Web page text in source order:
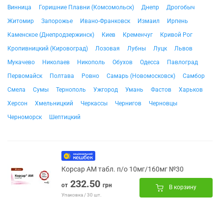
Винница
Горишние Плавни (Комсомольск) Днепр
Дрогобыч
Житомир
Запорожье Ивано-Франковск Измаил
Ирпень
Каменское (Днепродзержинск)
Киев Кременчуг
Кривой Рог
Кропивницкий (Кировоград)
Лозовая Лубны Луцк
Львов
Мукачево
Николаев Никополь Обухов Одесса
Павлоград
Первомайск
Полтава Ровно Самарь (Новомосковск)
Самбор
Смела
Сумы Тернополь Ужгород Умань Фастов
Харьков
Херсон
Хмельницкий Черкассы Чернигов
Черновцы
Черноморск
Шептицкий
Корсар АМ табл. п/о 10мг/160мг №30
от 232.50 грн
Упаковка / 30 шт.
В корзину